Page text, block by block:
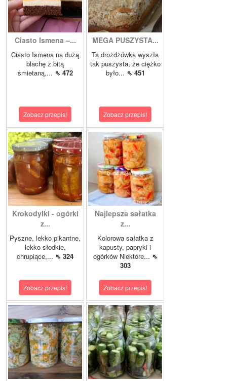
Ciasto Ismena –...
Ciasto Ismena na dużą
blachę z bitą
śmietaną,... ⇖ 472
Zobacz przepis!
MEGA PUSZYSTA...
Ta drożdżówka wyszła
tak puszysta, że ciężko
było... ⇖ 451
Zobacz przepis!
Krokodylki - ogórki
z...
Pyszne, lekko pikantne,
lekko słodkie,
chrupiące,... ⇖ 324
Zobacz przepis!
Najlepsza sałatka
z...
Kolorowa sałatka z
kapusty, papryki i
ogórków Niektóre... ⇖
303
Zobacz przepis!